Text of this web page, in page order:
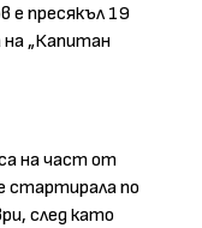
пресякъл 19
„Капитан
на част от
стартирала по
след като